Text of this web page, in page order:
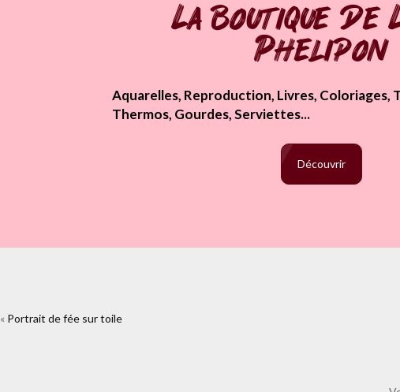
La boutique de
Phelipon
Aquarelles, Reproduction, Livres, Coloriages,
Thermos, Gourdes, Serviettes...
Découvrir
« Portrait de fée sur toile